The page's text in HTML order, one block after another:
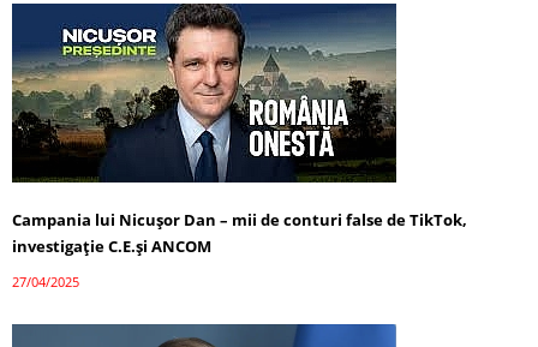
Campania lui Nicușor Dan – mii de conturi false de TikTok,
investigație C.E.și ANCOM
27/04/2025